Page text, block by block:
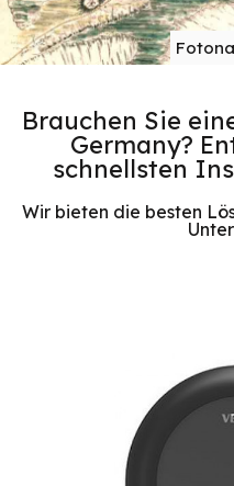
Brauchen Sie
Germany?
schnellsten
Wir bieten die besten